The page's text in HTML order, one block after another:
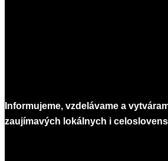
Informujeme, vzdelávame a
zaujímavých lokálnych i